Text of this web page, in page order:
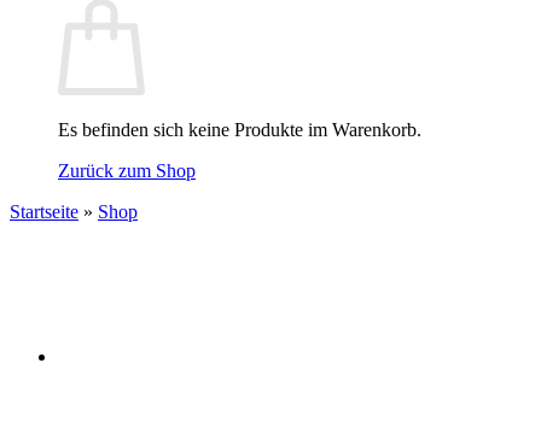
Es befinden sich keine Produkte im Warenkorb.
Zurück zum Shop
Startseite » Shop